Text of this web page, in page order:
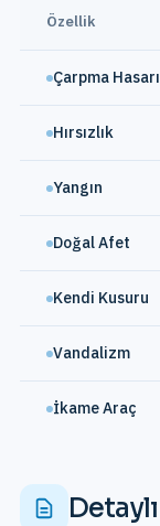
Özellik
Çarpma Hasarı
Hırsızlık
Yangın
Doğal Afet
Kendi Kusuru
Vandalizm
İkame Araç